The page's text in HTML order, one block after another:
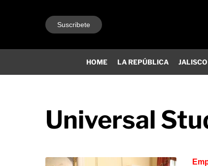
Suscribete
HOME LA REPÚBLICA JALISCO
Universal